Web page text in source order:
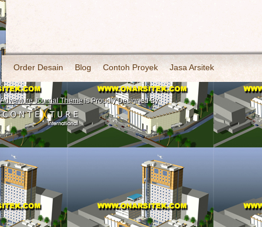
Order Desain Blog Contoh Proyek Jasa Arsitek
Adventure Journal Themeis Proudly Designed By